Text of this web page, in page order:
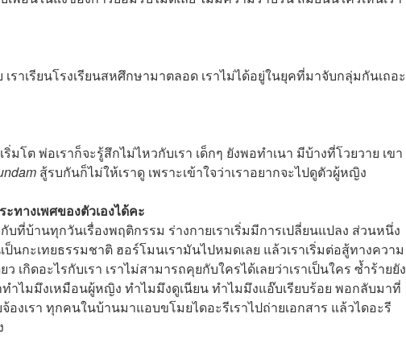
ราเรียนโรงเรียนสหศึกษามาตลอด เราไม่ได้อยู่ในยุคที่มาจับกลุ่มกันเถอะ
ริ่มโต พ่อเราก็จะรู้สึกไม่ไหวกับเรา เด็กๆ ยังพอทำเนา มีบ้างที่โวยวาย เขา
สู้รบกันก็ไม่ให้เราดู เพราะเข้าใจว่าเราอยากจะไปดูตัวผู้หญิง
ทางเพศของตัวเองได้คะ
บที่บ้านทุกวันเรื่องพฤติกรรม ร่างกายเราเริ่มมีการเปลี่ยนแปลง ส่วนหนึ่ง
ป็นกะเทยธรรมชาติ ฮอร์โมนเรามันไปหมดเลย แล้วเราเริ่มต่อสู้ทางความ
เกิดอะไรกับเรา เราไม่สามารถคุยกับใครได้เลยว่าเราเป็นใคร ซ้ำร้ายยัง
ทำไมมึงเหมือนผู้หญิง ทำไมมึงดูเนียน ทำไมมึงแอ๊บเรียบร้อย พอกลับมาที่
งเรา ทุกคนในบ้านมาแอบขโมยไดอะรีเราไปถ่ายเอกสาร แล้วไดอะรี